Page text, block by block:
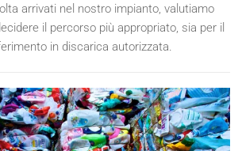
arrivati nel nostro impianto, valutiamo
il percorso più appropriato, sia per il
in discarica autorizzata.